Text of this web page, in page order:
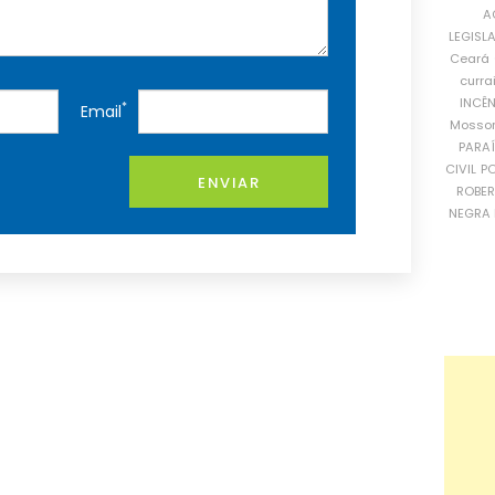
Email*
ENVIAR
Ceará
CIVIL
NEGRA